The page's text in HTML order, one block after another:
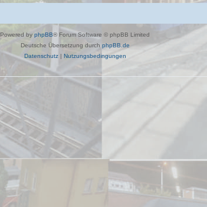
Powered by phpBB® Forum Software © phpBB Limited
Deutsche Übersetzung durch phpBB.de
Datenschutz| Nutzungsbedingungen